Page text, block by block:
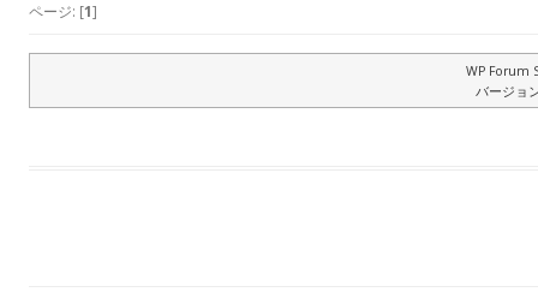
ページ: [1]
WP Forum
バージョ